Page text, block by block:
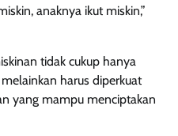
anaknya ikut miskin,”
tidak cukup hanya
harus diperkuat
yang mampu menciptakan